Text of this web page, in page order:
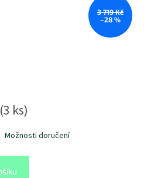
3 719 Kč
–28 %
(3 ks)
Možnosti doručení